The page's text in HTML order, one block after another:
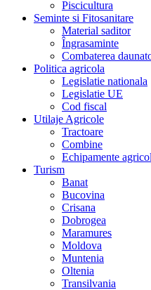
Piscicultura
Seminte si Fitosanitare
Material saditor
Îngrasaminte
Combaterea
Politica agricola
Legislatie nationala
Legislatie UE
Cod fiscal
Utilaje Agricole
Tractoare
Combine
Echipamente
Turism
Banat
Bucovina
Crisana
Dobrogea
Maramures
Moldova
Muntenia
Oltenia
Transilvania